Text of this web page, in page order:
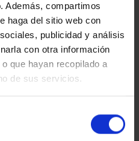
Además, compartimos
haga del sitio web con
publicidad y análisis
con otra información
que hayan recopilado a
de sus servicios.